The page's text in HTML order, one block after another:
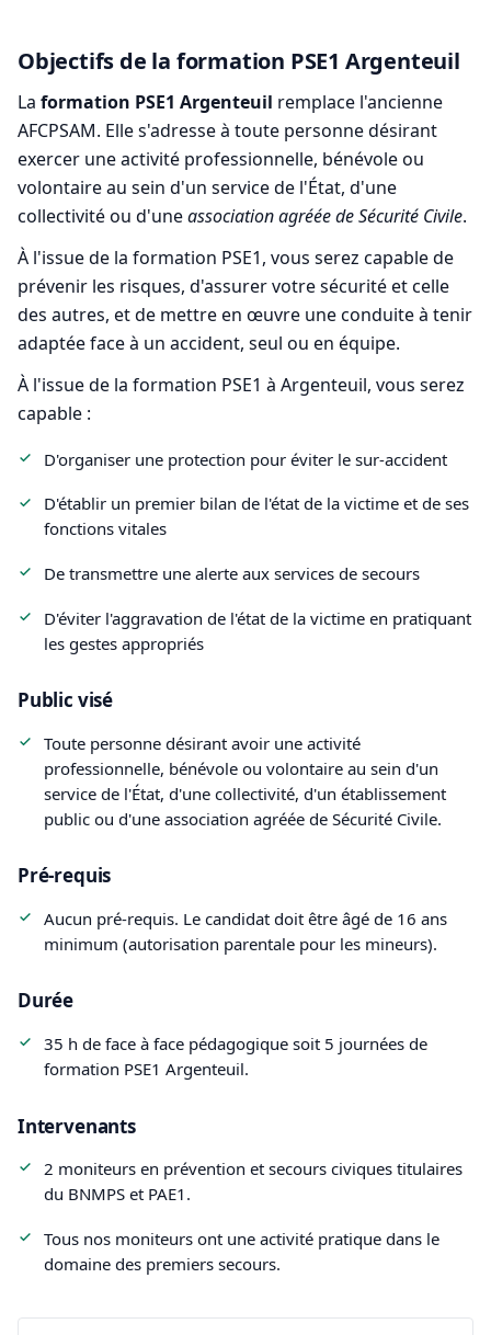
Objectifs de la formation PSE1 Argenteuil
La formation PSE1 Argenteuil remplace l'ancienne
AFCPSAM. Elle s'adresse à toute personne désirant
exercer une activité professionnelle, bénévole ou
volontaire au sein d'un service de l'État, d'une
collectivité ou d'uneassociation agréée de Sécurité Civile.
À l'issue de la formation PSE1, vous serez capable de
prévenir les risques, d'assurer votre sécurité et celle
des autres, et de mettre en œuvre une conduite à tenir
adaptée face à un accident, seul ou en équipe.
À l'issue de la formation PSE1 à Argenteuil, vous serez
capable :
D'organiser une protection pour éviter le sur-accident
D'établir un premier bilan de l'état de la victime et de ses
fonctions vitales
De transmettre une alerte aux services de secours
D'éviter l'aggravation de l'état de la victime en pratiquant
les gestes appropriés
Public visé
Toute personne désirant avoir une activité
professionnelle, bénévole ou volontaire au sein d'un
service de l'État, d'une collectivité, d'un établissement
public ou d'une association agréée de Sécurité Civile.
Pré-requis
Aucun pré-requis. Le candidat doit être âgé de 16 ans
minimum (autorisation parentale pour les mineurs).
Durée
35 h de face à face pédagogique soit 5 journées de
formation PSE1 Argenteuil.
Intervenants
2 moniteurs en prévention et secours civiques titulaires
du BNMPS et PAE1.
Tous nos moniteurs ont une activité pratique dans le
domaine des premiers secours.